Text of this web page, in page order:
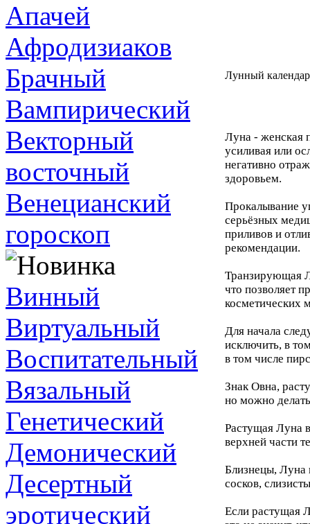
Апачей
Афродизиаков
Брачный
Вампирический
Векторный
восточный
Венецианский
гороскоп
Винный
Виртуальный
Воспитательный
Вязальный
Генетический
Демонический
Десертный
эротический
Лунный
Луна - женская
усиливая или
негативно
здоровьем.
Прокалывание
серьёзных
приливов и
рекомендации.
Транзирующая
что позволяет
косметических
Для начала
исключить, в
в том числе
Знак Овна,
но можно
Растущая Луна
верхней части
Близнецы, Луна
сосков,
Если растущая